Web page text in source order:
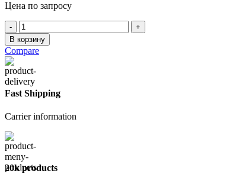
Цена по запросу
Количество
товара
Эмаль
ПФ-115
Krafor
черная,
1,8
кг
В корзину
Compare
Fast Shipping
Carrier information
20k products